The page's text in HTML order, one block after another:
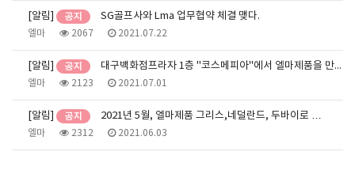
[알림] SG골프사와 Lma 업무협약 체결 맺다.
엘마 2067 2021.07.22
[알림] 대구백화점프라자 1층 "코스메피아"에서 엘마제품을 만나…
엘마 2123 2021.07.01
[알림] 2021년 5월, 엘마제품 그리스,네덜란드, 두바이로 …
엘마 2312 2021.06.03